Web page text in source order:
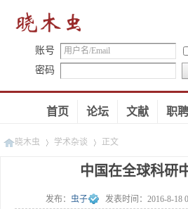
账号
密码
首页 论坛 文献 职聘
晓木虫 学术杂谈
»
正文
中国在全球科研
发布： 虫子 发表时间： 2016-8-18